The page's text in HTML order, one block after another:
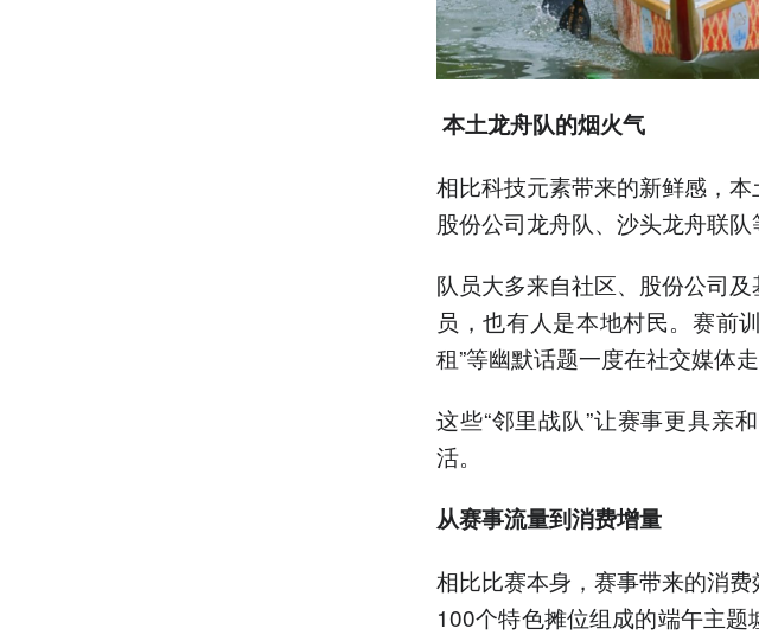
本土龙舟队的烟火气
相比科技元素带来的新鲜感，
股份公司龙舟队、沙头龙舟联队
队员大多来自社区、股份公司
员，也有人是本地村民。赛前
租”等幽默话题一度在社交媒体走
这些“邻里战队”让赛事更具亲
活。
从赛事流量到消费增量
相比比赛本身，赛事带来的消
100个特色摊位组成的端午主